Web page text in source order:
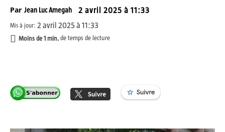
Par Jean Luc Amegah 2 avril 2025 à 11:33
Mis à jour: 2 avril 2025 à 11:33
Moins de 1 min. de temps de lecture